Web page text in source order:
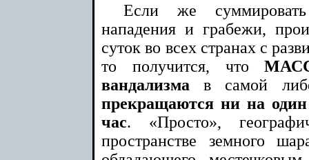
Если же
нападения и грабежи,
суток во всех странах с
то получится, что
вандализма в самой
прекращаются ни на
час. «Просто»,
пространстве земного